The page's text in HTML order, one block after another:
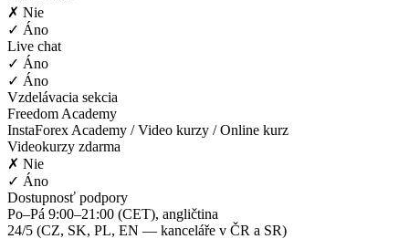
✗ Nie
✓ Áno
Live chat
✓ Áno
✓ Áno
Vzdelávacia sekcia
Freedom Academy
InstaForex Academy / Video kurzy / Online kurz
Videokurzy zdarma
✗ Nie
✓ Áno
Dostupnosť podpory
Po–Pá 9:00–21:00 (CET), angličtina
24/5 (CZ, SK, PL, EN — kanceláře v ČR a SR)